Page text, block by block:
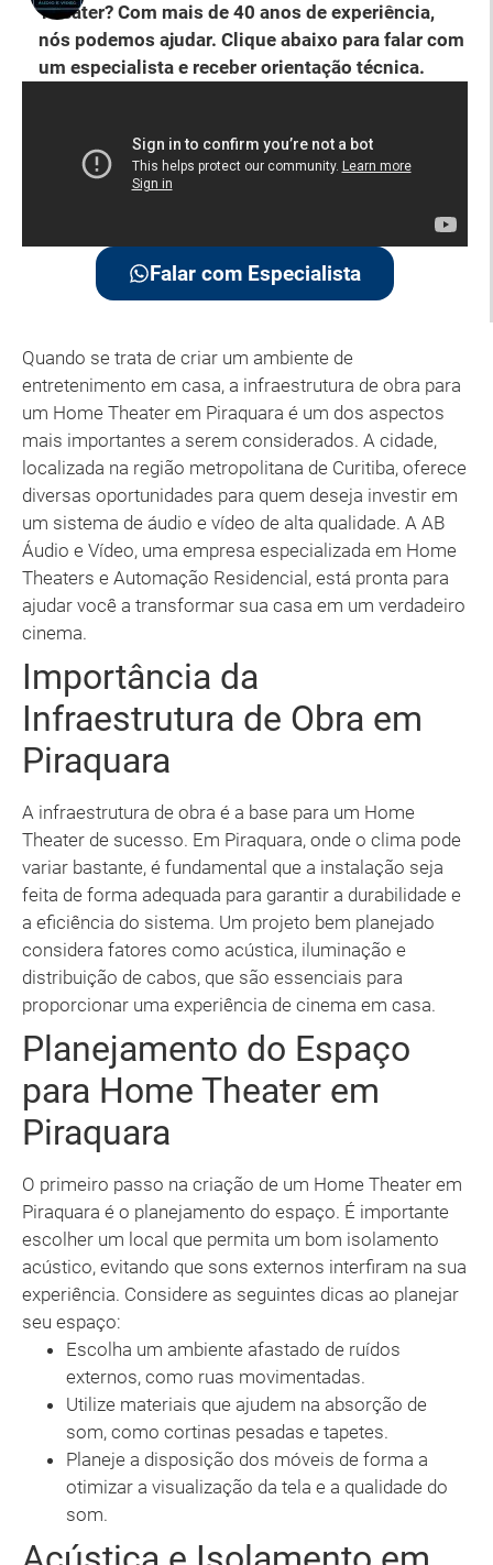
Theater? Com mais de 40 anos de experiência,
nós podemos ajudar. Clique abaixo para falar com
um especialista e receber orientação técnica.
Falar com Especialista
Quando se trata de criar um ambiente de
entretenimento em casa, a infraestrutura de obra para
um Home Theater em Piraquara é um dos aspectos
mais importantes a serem considerados. A cidade,
localizada na região metropolitana de Curitiba, oferece
diversas oportunidades para quem deseja investir em
um sistema de áudio e vídeo de alta qualidade. A AB
Áudio e Vídeo, uma empresa especializada em Home
Theaters e Automação Residencial, está pronta para
ajudar você a transformar sua casa em um verdadeiro
cinema.
Importância da
Infraestrutura de Obra em
Piraquara
A infraestrutura de obra é a base para um Home
Theater de sucesso. Em Piraquara, onde o clima pode
variar bastante, é fundamental que a instalação seja
feita de forma adequada para garantir a durabilidade e
a eficiência do sistema. Um projeto bem planejado
considera fatores como acústica, iluminação e
distribuição de cabos, que são essenciais para
proporcionar uma experiência de cinema em casa.
Planejamento do Espaço
para Home Theater em
Piraquara
O primeiro passo na criação de um Home Theater em
Piraquara é o planejamento do espaço. É importante
escolher um local que permita um bom isolamento
acústico, evitando que sons externos interfiram na sua
experiência. Considere as seguintes dicas ao planejar
seu espaço:
Escolha um ambiente afastado de ruídos
externos, como ruas movimentadas.
Utilize materiais que ajudem na absorção de
som, como cortinas pesadas e tapetes.
Planeje a disposição dos móveis de forma a
otimizar a visualização da tela e a qualidade do
som.